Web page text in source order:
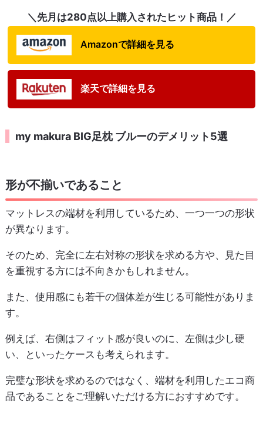
＼先月は280点以上購入されたヒット商品！／
Amazonで詳細を見る
楽天で詳細を見る
my makura BIG足枕 ブルーのデメリット5選
形が不揃いであること
マットレスの端材を利用しているため、一つ一つの形状
が異なります。
そのため、完全に左右対称の形状を求める方や、見た目
を重視する方には不向きかもしれません。
また、使用感にも若干の個体差が生じる可能性がありま
す。
例えば、右側はフィット感が良いのに、左側は少し硬
い、といったケースも考えられます。
完璧な形状を求めるのではなく、端材を利用したエコ商
品であることをご理解いただける方におすすめです。